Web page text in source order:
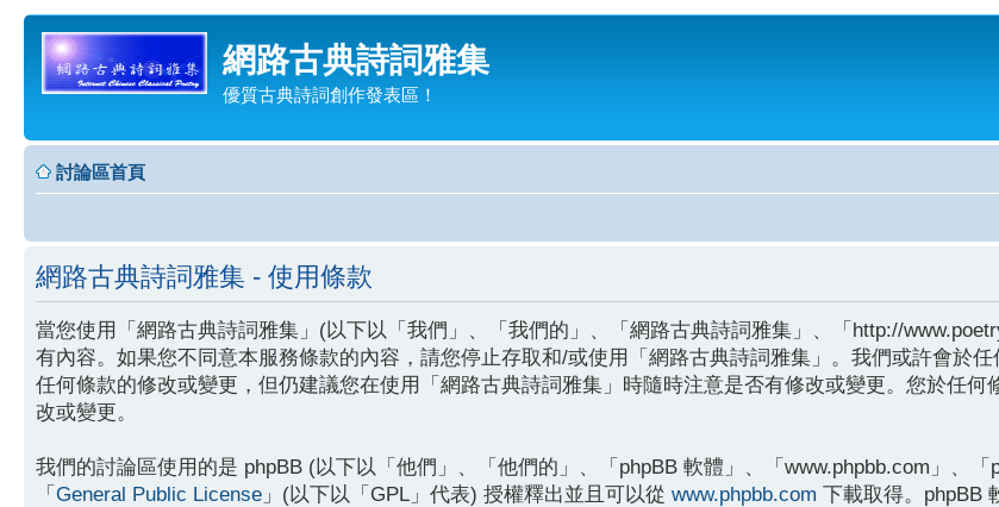
網路古典詩詞雅集
優質古典詩詞創作發表區！
討論區首頁
網路古典詩詞雅集 - 使用條款
當您使用「網路古典詩詞雅集」(以下以「我們」、「我們的」、「網路古典詩詞雅集」、「http://
有內容。如果您不同意本服務條款的內容，請您停止存取和/或使用「網路古典詩詞雅集」。我們或許會於
任何條款的修改或變更，但仍建議您在使用「網路古典詩詞雅集」時隨時注意是否有修改或變更。您於任
改或變更。
我們的討論區使用的是 phpBB (以下以「他們」、「他們的」、「phpBB 軟體」、「www.phpbb.com」、
「 General Public License 」(以下以「GPL」代表) 授權釋出並且可以從 www.phpbb.com 下載取得。phpBB